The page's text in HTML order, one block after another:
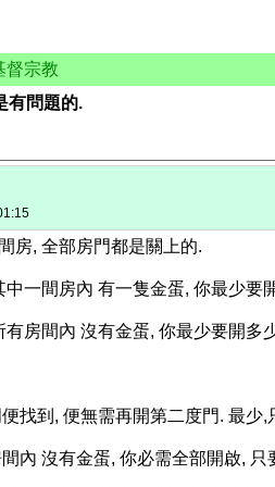
督宗教
有問題的.
房, 全部房門都是關上的.
中一間房內 有一隻金蛋, 你最少要
有房間內 沒有金蛋, 你最少要開多
找到, 便無需再開第二度門. 最少,
內 沒有金蛋, 你必需全部開啟,